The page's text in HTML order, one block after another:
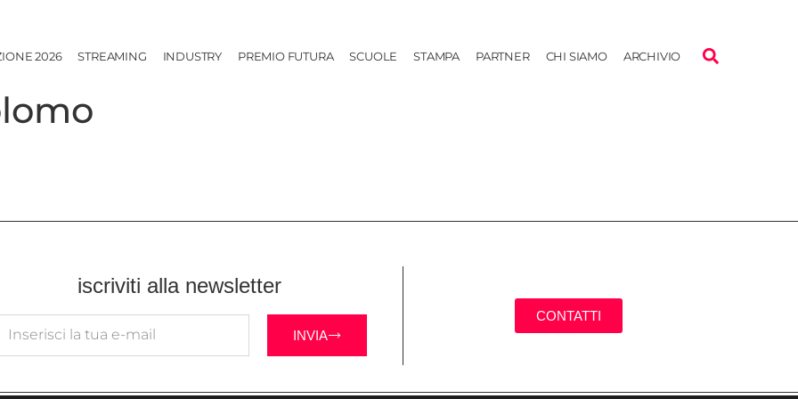
2026 STREAMING INDUSTRY PREMIO FUTURA SCUOLE STAMPA PARTNER CHI SIAMO ARCHIVIO
iscriviti alla newsletter
INVIA
CONTATTI